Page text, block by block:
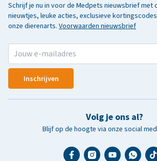
Schrijf je nu in voor de Medpets nieuwsbrief met
nieuwtjes, leuke acties, exclusieve
onze dierenarts. Voorwaarden nieuwsbrief
Inschrijven
Volg je ons al?
Blijf op de hoogte via onze social